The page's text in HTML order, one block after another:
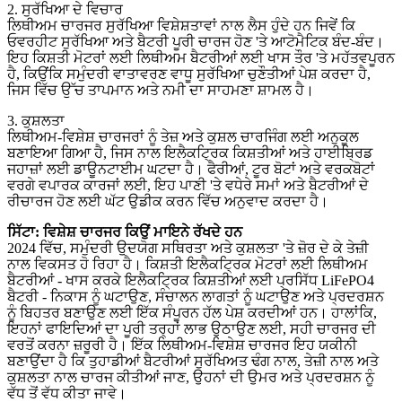
2. ਸੁਰੱਖਿਆ ਦੇ ਵਿਚਾਰ
ਲਿਥੀਅਮ ਚਾਰਜਰ ਸੁਰੱਖਿਆ ਵਿਸ਼ੇਸ਼ਤਾਵਾਂ ਨਾਲ ਲੈਸ ਹੁੰਦੇ ਹਨ ਜਿਵੇਂ ਕਿ
ਓਵਰਹੀਟ ਸੁਰੱਖਿਆ ਅਤੇ ਬੈਟਰੀ ਪੂਰੀ ਚਾਰਜ ਹੋਣ 'ਤੇ ਆਟੋਮੈਟਿਕ ਬੰਦ-ਬੰਦ।
ਇਹ ਕਿਸ਼ਤੀ ਮੋਟਰਾਂ ਲਈ ਲਿਥੀਅਮ ਬੈਟਰੀਆਂ ਲਈ ਖਾਸ ਤੌਰ 'ਤੇ ਮਹੱਤਵਪੂਰਨ
ਹੈ, ਕਿਉਂਕਿ ਸਮੁੰਦਰੀ ਵਾਤਾਵਰਣ ਵਾਧੂ ਸੁਰੱਖਿਆ ਚੁਣੌਤੀਆਂ ਪੇਸ਼ ਕਰਦਾ ਹੈ,
ਜਿਸ ਵਿੱਚ ਉੱਚ ਤਾਪਮਾਨ ਅਤੇ ਨਮੀ ਦਾ ਸਾਹਮਣਾ ਸ਼ਾਮਲ ਹੈ।
3. ਕੁਸ਼ਲਤਾ
ਲਿਥੀਅਮ-ਵਿਸ਼ੇਸ਼ ਚਾਰਜਰਾਂ ਨੂੰ ਤੇਜ਼ ਅਤੇ ਕੁਸ਼ਲ ਚਾਰਜਿੰਗ ਲਈ ਅਨੁਕੂਲ
ਬਣਾਇਆ ਗਿਆ ਹੈ, ਜਿਸ ਨਾਲ ਇਲੈਕਟ੍ਰਿਕ ਕਿਸ਼ਤੀਆਂ ਅਤੇ ਹਾਈਬ੍ਰਿਡ
ਜਹਾਜ਼ਾਂ ਲਈ ਡਾਊਨਟਾਈਮ ਘਟਦਾ ਹੈ। ਫੈਰੀਆਂ, ਟੂਰ ਬੋਟਾਂ ਅਤੇ ਵਰਕਬੋਟਾਂ
ਵਰਗੇ ਵਪਾਰਕ ਕਾਰਜਾਂ ਲਈ, ਇਹ ਪਾਣੀ 'ਤੇ ਵਧੇਰੇ ਸਮਾਂ ਅਤੇ ਬੈਟਰੀਆਂ ਦੇ
ਰੀਚਾਰਜ ਹੋਣ ਲਈ ਘੱਟ ਉਡੀਕ ਕਰਨ ਵਿੱਚ ਅਨੁਵਾਦ ਕਰਦਾ ਹੈ।
ਸਿੱਟਾ: ਵਿਸ਼ੇਸ਼ ਚਾਰਜਰ ਕਿਉਂ ਮਾਇਨੇ ਰੱਖਦੇ ਹਨ
2024 ਵਿੱਚ, ਸਮੁੰਦਰੀ ਉਦਯੋਗ ਸਥਿਰਤਾ ਅਤੇ ਕੁਸ਼ਲਤਾ 'ਤੇ ਜ਼ੋਰ ਦੇ ਕੇ ਤੇਜ਼ੀ
ਨਾਲ ਵਿਕਸਤ ਹੋ ਰਿਹਾ ਹੈ। ਕਿਸ਼ਤੀ ਇਲੈਕਟ੍ਰਿਕ ਮੋਟਰਾਂ ਲਈ ਲਿਥੀਅਮ
ਬੈਟਰੀਆਂ - ਖਾਸ ਕਰਕੇ ਇਲੈਕਟ੍ਰਿਕ ਕਿਸ਼ਤੀਆਂ ਲਈ ਪ੍ਰਸਿੱਧ LiFePO4
ਬੈਟਰੀ - ਨਿਕਾਸ ਨੂੰ ਘਟਾਉਣ, ਸੰਚਾਲਨ ਲਾਗਤਾਂ ਨੂੰ ਘਟਾਉਣ ਅਤੇ ਪ੍ਰਦਰਸ਼ਨ
ਨੂੰ ਬਿਹਤਰ ਬਣਾਉਣ ਲਈ ਇੱਕ ਸੰਪੂਰਨ ਹੱਲ ਪੇਸ਼ ਕਰਦੀਆਂ ਹਨ। ਹਾਲਾਂਕਿ,
ਇਹਨਾਂ ਫਾਇਦਿਆਂ ਦਾ ਪੂਰੀ ਤਰ੍ਹਾਂ ਲਾਭ ਉਠਾਉਣ ਲਈ, ਸਹੀ ਚਾਰਜਰ ਦੀ
ਵਰਤੋਂ ਕਰਨਾ ਜ਼ਰੂਰੀ ਹੈ। ਇੱਕ ਲਿਥੀਅਮ-ਵਿਸ਼ੇਸ਼ ਚਾਰਜਰ ਇਹ ਯਕੀਨੀ
ਬਣਾਉਂਦਾ ਹੈ ਕਿ ਤੁਹਾਡੀਆਂ ਬੈਟਰੀਆਂ ਸੁਰੱਖਿਅਤ ਢੰਗ ਨਾਲ, ਤੇਜ਼ੀ ਨਾਲ ਅਤੇ
ਕੁਸ਼ਲਤਾ ਨਾਲ ਚਾਰਜ ਕੀਤੀਆਂ ਜਾਣ, ਉਹਨਾਂ ਦੀ ਉਮਰ ਅਤੇ ਪ੍ਰਦਰਸ਼ਨ ਨੂੰ
ਵੱਧ ਤੋਂ ਵੱਧ ਕੀਤਾ ਜਾਵੇ।